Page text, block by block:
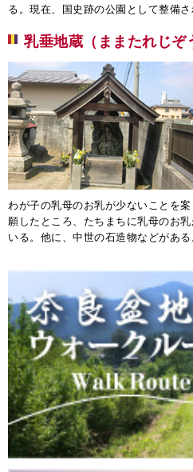
る。現在、国史跡の公園として整備さ
乳垂地蔵（ままたれじぞ
わが子の乳母のお乳が少ないことを
願したところ、たちまちに乳母のお
いる。他に、中世の石造物などがある